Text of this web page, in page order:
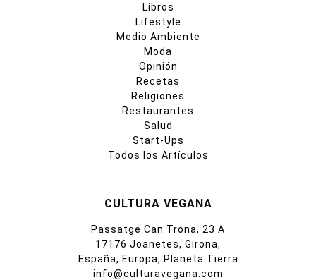
Libros
Lifestyle
Medio Ambiente
Moda
Opinión
Recetas
Religiones
Restaurantes
Salud
Start-Ups
Todos los Artículos
CULTURA VEGANA
Passatge Can Trona, 23 A
17176 Joanetes, Girona,
España, Europa, Planeta Tierra
info@culturavegana.com